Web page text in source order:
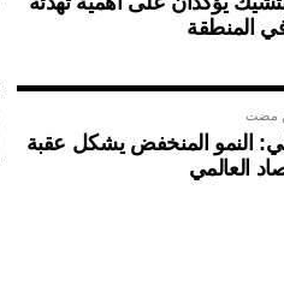
في المنطقة
مضت
النمو المنخفض يشكل عقبة
العالمي